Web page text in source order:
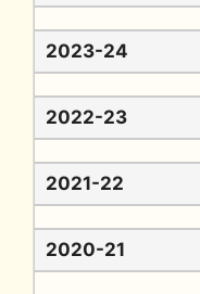
2023-24
2022-23
2021-22
2020-21